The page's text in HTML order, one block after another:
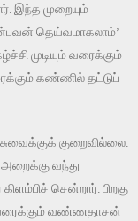
இந்த முறையும்
தெய்வமாகலாம்’
முடியும் வரைக்கும்
கண்ணில் தட்டுப்
சுவைக்குக் குறைவில்லை.
அறைக்கு வந்து
சென்றார். பிறகு
வண்ணதாசன்